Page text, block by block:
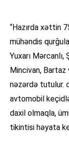
“Hazırda xəttin
mühəndis
Yuxarı
Mincivan,
nəzərdə tutulur.
avtomobil
daxil olmaqla,
tikintisi həyata